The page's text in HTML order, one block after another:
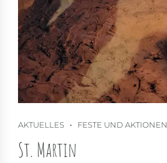
AKTUELLES FESTE UND AKTIONEN
St. Martin